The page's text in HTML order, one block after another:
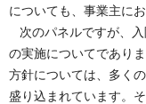
についても、事業主に
次のパネルですが、
の実施についてであり
方針については、多く
盛り込まれています。